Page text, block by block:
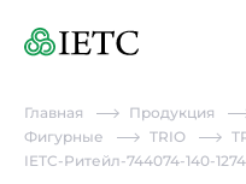
Главная Продукция
Фигурные
TRIO
IETC-Ритейл-744074-140-